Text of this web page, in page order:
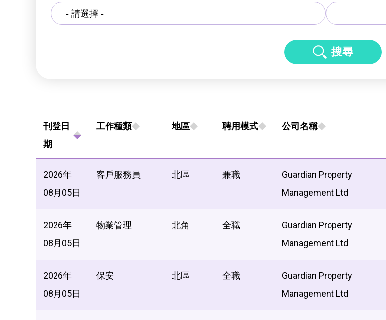
搜尋
刊登日
期
工作種類 地區 聘用模式 公司名稱
2026年
08月05日
客戶服務員 北區 兼職
Guardian Property
Management Ltd
2026年
08月05日
物業管理 北角 全職
Guardian Property
Management Ltd
2026年
08月05日
保安 北區 全職
Guardian Property
Management Ltd